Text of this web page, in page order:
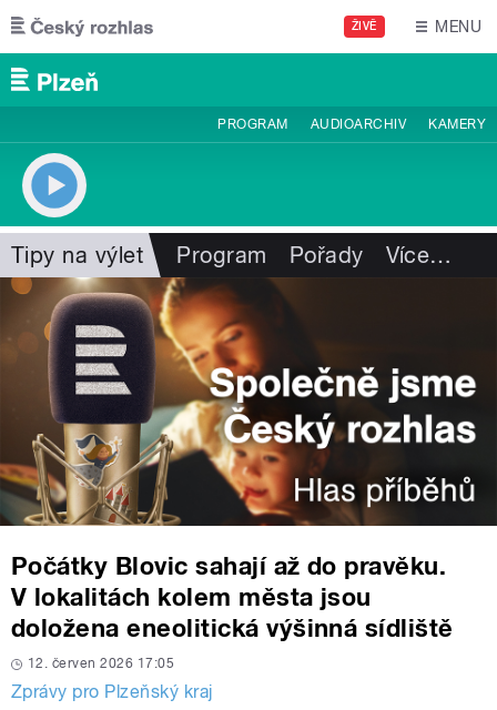
Přejít k hlavnímu obsahu
ŽIVĚ MENU
PROGRAM AUDIOARCHIV KAMERY
Tipy na výlet Program Pořady Více…
Počátky Blovic sahají až do pravěku.
V lokalitách kolem města jsou
doložena eneolitická výšinná sídliště
12. červen 2026 17:05
Zprávy pro Plzeňský kraj